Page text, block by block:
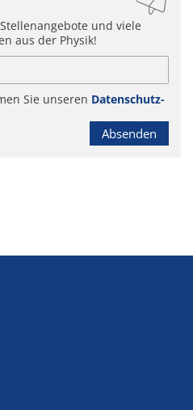
und viele
aus der Physik!
Sie unseren Datenschutz-
Absenden